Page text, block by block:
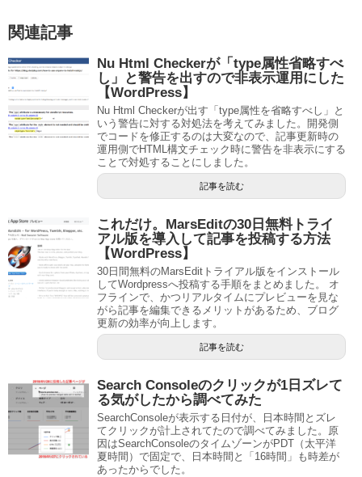
関連記事
Nu Html Checkerが「type属性省略すべ
し」と警告を出すので非表示運用にした
【WordPress】
Nu Html Checkerが出す「type属性を省略すべし」と
いう警告に対する対処法を考えてみました。開発側
でコードを修正するのは大変なので、記事更新時の
運用側でHTML構文チェック時に警告を非表示にする
ことで対処することにしました。
記事を読む
これだけ。MarsEditの30日無料トライ
アル版を導入して記事を投稿する方法
【WordPress】
30日間無料のMarsEditトライアル版をインストール
してWordpressへ投稿する手順をまとめました。 オ
フラインで、かつリアルタイムにプレビューを見な
がら記事を編集できるメリットがあるため、ブログ
更新の効率が向上します。
記事を読む
Search Consoleのクリックが1日ズレて
る気がしたから調べてみた
SearchConsoleが表示する日付が、日本時間とズレ
てクリックが計上されてたので調べてみました。原
因はSearchConsoleのタイムゾーンがPDT（太平洋
夏時間）で固定で、日本時間と「16時間」も時差が
あったからでした。